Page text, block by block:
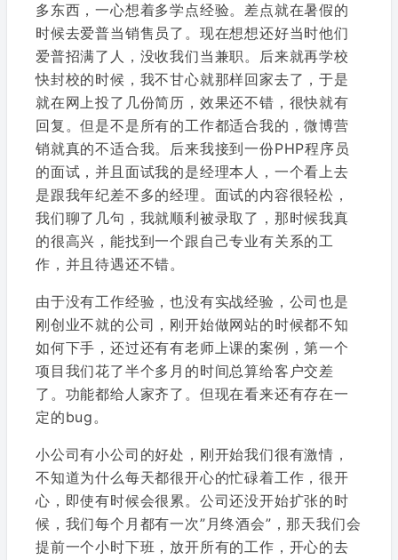
多东西，一心想着多学点经验。差点就在暑假的
时候去爱普当销售员了。现在想想还好当时他们
爱普招满了人，没收我们当兼职。后来就再学校
快封校的时候，我不甘心就那样回家去了，于是
就在网上投了几份简历，效果还不错，很快就有
回复。但是不是所有的工作都适合我的，微博营
销就真的不适合我。后来我接到一份PHP程序员
的面试，并且面试我的是经理本人，一个看上去
是跟我年纪差不多的经理。面试的内容很轻松，
我们聊了几句，我就顺利被录取了，那时候我真
的很高兴，能找到一个跟自己专业有关系的工
作，并且待遇还不错。
由于没有工作经验，也没有实战经验，公司也是
刚创业不就的公司，刚开始做网站的时候都不知
如何下手，还过还有有老师上课的案例，第一个
项目我们花了半个多月的时间总算给客户交差
了。功能都给人家齐了。但现在看来还有存在一
定的bug。
小公司有小公司的好处，刚开始我们很有激情，
不知道为什么每天都很开心的忙碌着工作，很开
心，即使有时候会很累。公司还没开始扩张的时
候，我们每个月都有一次”月终酒会”，那天我们会
提前一个小时下班，放开所有的工作，开心的去